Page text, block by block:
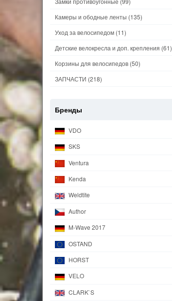
Камеры и ободные ленты (135)
Уход за велосипедом (11)
Детские велокресла и доп. крепления (61)
Корзины для велосипедов (50)
ЗАПЧАСТИ (218)
Бренды
VDO
SKS
Ventura
Kenda
Weldtite
Author
M-Wave 2017
OSTAND
HORST
VELO
CLARK`S